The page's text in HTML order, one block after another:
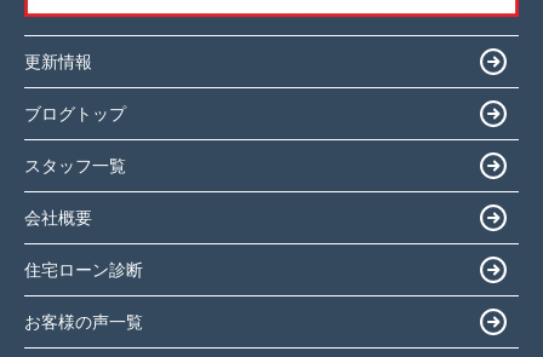
更新情報
ブログトップ
スタッフ一覧
会社概要
住宅ローン診断
お客様の声一覧